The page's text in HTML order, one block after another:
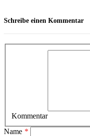
Schreibe einen Kommentar
Kommentar
Name *